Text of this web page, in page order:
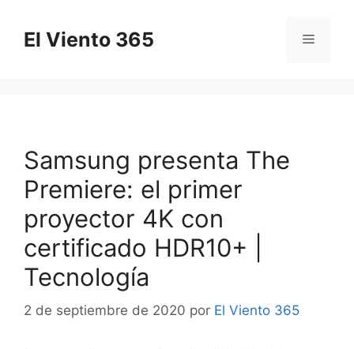
contenido
El Viento 365 Menú
Samsung presenta The
Premiere: el primer
proyector 4K con
certificado HDR10+ |
Tecnología
2 de septiembre de 2020 por El Viento 365